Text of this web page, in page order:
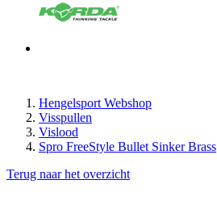
Hengelsport Webshop
Visspullen
Vislood
Spro FreeStyle Bullet Sinker Brass
Terug naar het overzicht